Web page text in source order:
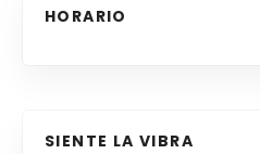
HORARIO
SIENTE LA VIBRA